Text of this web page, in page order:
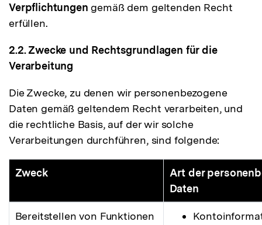
Verpflichtungen gemäß dem geltenden Recht
erfüllen.
2.2. Zwecke und Rechtsgrundlagen für die
Verarbeitung
Die Zwecke, zu denen wir personenbezogene
Daten gemäß geltendem Recht verarbeiten, und
die rechtliche Basis, auf der wir solche
Verarbeitungen durchführen, sind folgende:
Zweck
Art der
Daten
Bereitstellen von Funktionen